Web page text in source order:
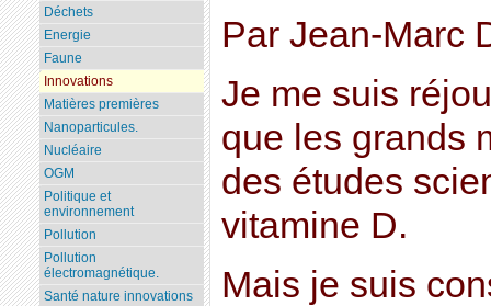
Par Jean-Marc
Je me suis
que les grands
des études
vitamine D.
Mais je suis
Déchets
Energie
Faune
Innovations
Matières premières
Nanoparticules.
Nucléaire
OGM
Politique et
environnement
Pollution
Pollution
électromagnétique.
Santé nature innovations